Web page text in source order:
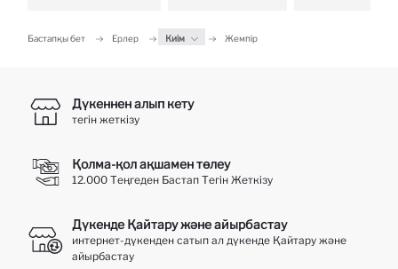
Бастапқы бет Ерлер Киім Жемпір
Дүкеннен алып кету
тегін жеткізу
Қолма-қол ақшамен төлеу
12.000 Теңгеден Бастап Тегін Жеткізу
Дүкенде Қайтару және айырбастау
интернет-дүкенден сатып ал дүкенде Қайтару және
айырбастау